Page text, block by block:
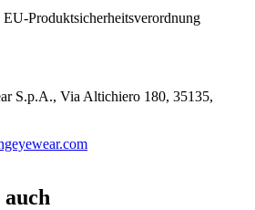
EU-Produktsicherheitsverordnung
S.p.A., Via Altichiero 180, 35135,